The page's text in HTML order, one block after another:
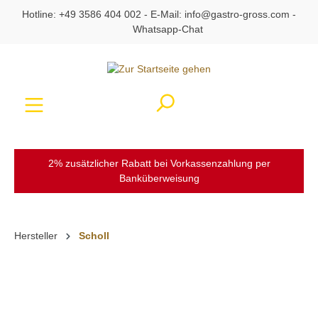
springen
Hotline: +49 3586 404 002 - E-Mail: info@gastro-gross.com -
Whatsapp-Chat
2% zusätzlicher Rabatt bei Vorkassenzahlung per
Banküberweisung
Hersteller Scholl